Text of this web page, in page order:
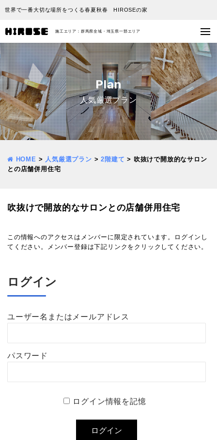
世界で一番大切な場所をつくる春夏秋春 HIROSEの家
施工エリア：群馬県全域・埼玉県一部エリア
Plan
人気厳選プラン
HOME > 人気厳選プラン >2階建て > 吹抜けで開放的なサロン
との店舗併用住宅
吹抜けで開放的なサロンとの店舗併用住宅
この情報へのアクセスはメンバーに限定されています。ログインし
てください。メンバー登録は下記リンクをクリックしてください。
ログイン
ユーザー名またはメールアドレス
パスワード
ログイン情報を記憶